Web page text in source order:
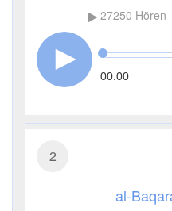
27250 Hören
00:00
2
al-